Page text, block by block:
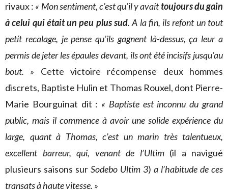
rivaux : « Mon sentiment, c’est qu’il y avaittoujours du gain
à celui qui était un peu plus sud. A la fin, ils refont un tout
petit recalage, je pense qu’ils gagnent là-dessus, ça leur a
permis de jeter les épaules devant, ils ont été incisifs jusqu’au
bout. » Cette victoire récompense deux hommes
discrets, Baptiste Hulin et Thomas Rouxel, dont Pierre-
Marie Bourguinat dit : « Baptiste est inconnu du grand
public, mais il commence à avoir une solide expérience du
large, quant à Thomas, c’est un marin très talentueux,
excellent barreur, qui, venant de l’Ultim(il a navigué
plusieurs saisons sur Sodebo Ultim 3) a l’habitude de ces
transats à haute vitesse. »